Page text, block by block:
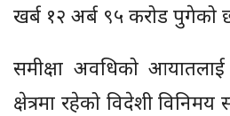
खर्ब १२ अर्ब ९५ करोड पुगेको
समीक्षा अवधिको
क्षेत्रमा रहेको विदेशी